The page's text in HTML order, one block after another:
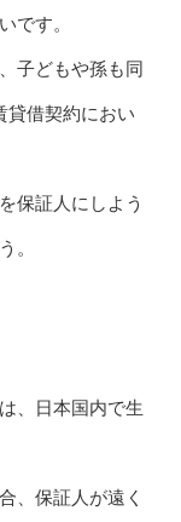
です。
子どもや孫も同
貸借契約におい
保証人にしよう
。
、日本国内で生
、保証人が遠く